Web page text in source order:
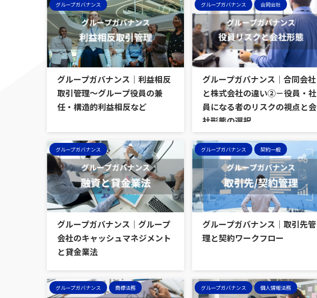
グループガバナンス
グループガバナンス｜利益相反
取引管理〜グループ役員の兼
任・構造的利益相反など
グループガバナンス 合同会社
グループガバナンス｜合同会社
と株式会社の違い②－役員・社
員になる者のリスクの視点と会
社形態の選択
グループガバナンス
グループガバナンス｜グループ
会社のキャッシュマネジメント
と貸金業法
グループガバナンス 契約一般
グループガバナンス｜取引先管
理と契約ワークフロー
グループガバナンス 商標法務 グループガバナンス 個人情報法務